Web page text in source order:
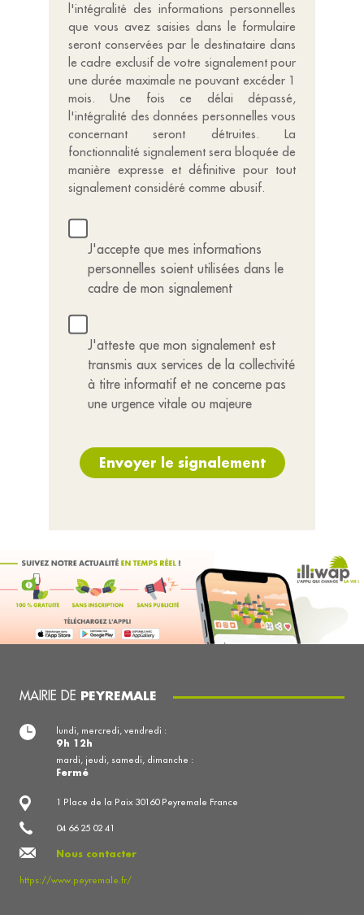
l'intégralité des informations personnelles
que vous avez saisies dans le formulaire
seront conservées par le destinataire dans
le cadre exclusif de votre signalement pour
une durée maximale ne pouvant excéder 1
mois. Une fois ce délai dépassé,
l'intégralité des données personnelles vous
concernant seront détruites. La
fonctionnalité signalement sera bloquée de
manière expresse et définitive pour tout
signalement considéré comme abusif.
J'accepte que mes informations
personnelles soient utilisées dans le
cadre de mon signalement
J'atteste que mon signalement est
transmis aux services de la collectivité
à titre informatif et ne concerne pas
une urgence vitale ou majeure
Envoyer le signalement
MAIRIE DE PEYREMALE
1 Place de la Paix 30160 Peyremale France
04 66 25 02 41
Nous contacter
https://www.peyremale.fr/
lundi, mercredi, vendredi :
9h 12h
mardi, jeudi, samedi, dimanche :
Fermé